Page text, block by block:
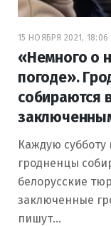
15 НОЯБРЯ 2021, 18:06
«Немного о
погоде».
собираются
Каждую
гродненцы
белорусские
заключенные
пишут…